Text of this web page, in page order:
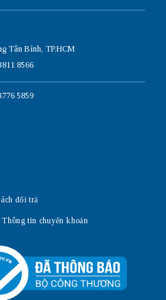
Tân Bình, TP.HCM
8566
5859
đổi trả
Thông tin chuyển khoản